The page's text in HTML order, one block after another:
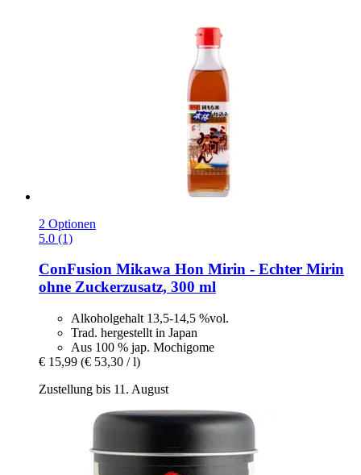
2 Optionen
5.0 (1)
ConFusion Mikawa Hon Mirin -​ Echter Mirin
ohne Zuckerzusatz, 300 ml
Alkoholgehalt 13,5-14,5 %vol.
Trad. hergestellt in Japan
Aus 100 % jap. Mochigome
€ 15,99 (€ 53,30 / l)
Zustellung bis 11. August